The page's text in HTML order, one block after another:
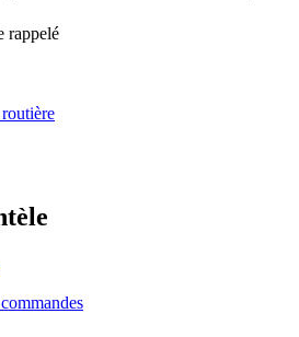
rappelé